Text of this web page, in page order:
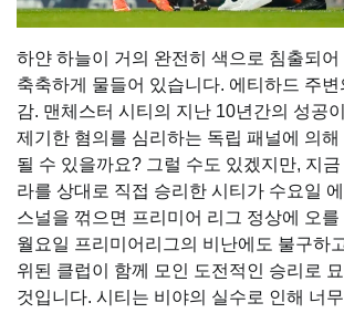
하얀 하늘이 거의 완전히 색으로 침출되어
축축하게 물들어 있습니다. 에티하드 주
감. 맨체스터 시티의 지난 10년간의 성공
제기한 혐의를 심리하는 독립 패널에 의해
될 수 있을까요? 그럴 수도 있겠지만, 지
라를 상대로 직접 승리한 시티가 수요일
스널을 꺾으면 프리미어 리그 정상에 오
월요일 프리미어리그의 비난에도 불구하
위된 클럽이 함께 모인 도전적인 승리로
것입니다. 시티는 비야의 실수로 인해 너